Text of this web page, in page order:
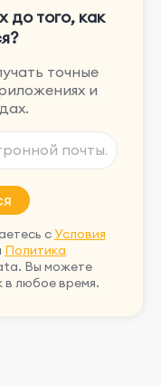
до того, как
точные
и
сУсловия
Политика
Вы можете
в любое время.